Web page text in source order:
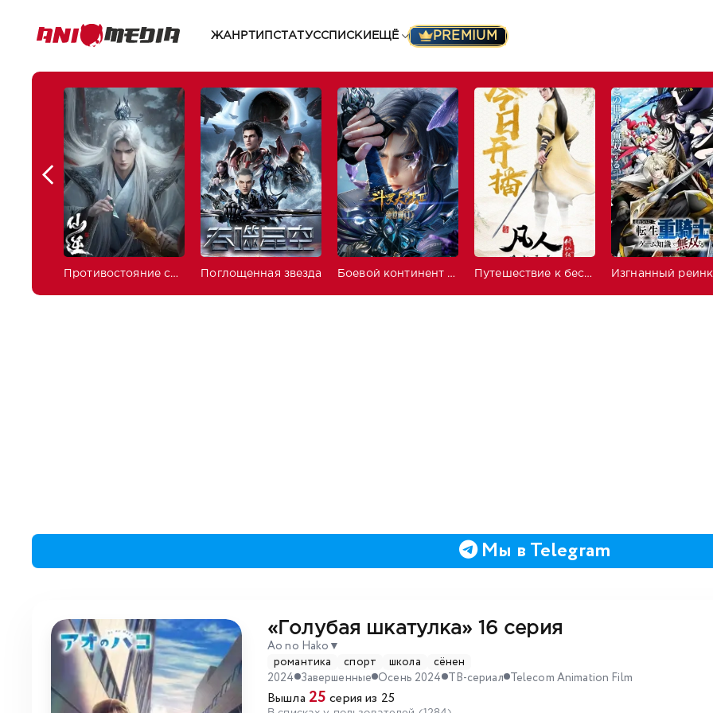
ЖАНРТИП СТАТУССПИСКИ ЕЩЁ PREMIUM
Противостояние святого Поглощенная звезда Боевой континент 2: Непревзойдённый клан Тан Путешествие к бессмертию
Мы в Telegram
«Голубая шкатулка» 16 серия
Ao no Hako ▼
романтика
спорт школа
сёнен
2024 Завершенные Осень 2024 ТВ-сериал Telecom Animation Film
Вышла 25 серия из 25